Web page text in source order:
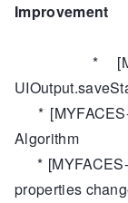
Improvement
*
*
Algorithm
* [MYFACES-
properties